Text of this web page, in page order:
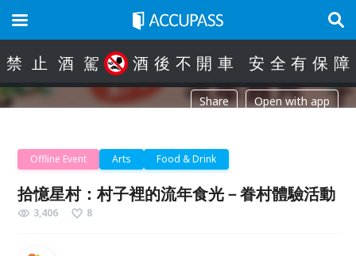
禁 止 酒 駕 酒 後 不 開 車 安 全 有 保 障
Share Open with app
Offline Event Arts Food & Drink
拾憶星村：村子裡的流年食光－眷村體驗活動
3,406 8